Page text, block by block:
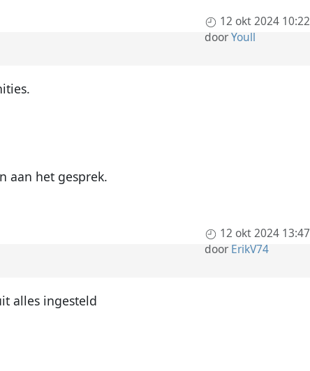
12 okt 2024 10:22
doorYoull
aan het gesprek.
12 okt 2024 13:47
doorErikV74
alles ingesteld